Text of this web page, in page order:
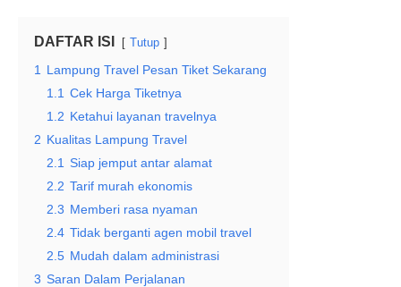
DAFTAR ISI Tutup
1
Lampung Travel Pesan Tiket Sekarang
1.1 Cek Harga Tiketnya
1.2 Ketahui layanan travelnya
2 Kualitas Lampung Travel
2.1 Siap jemput antar alamat
2.2 Tarif murah ekonomis
2.3 Memberi rasa nyaman
2.4 Tidak berganti agen mobil travel
2.5 Mudah dalam administrasi
3 Saran Dalam Perjalanan